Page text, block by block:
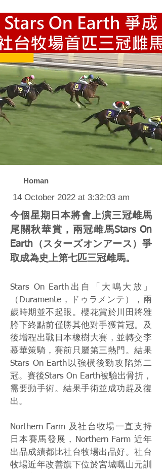
Homan
14 October 2022 at 3:32:03 am
今個星期日本將會上演三冠雌馬
尾關秋華賞，兩冠雌馬Stars On
Earth（スターズオンアース）爭
取成為史上第七匹三冠雌馬。
Stars On Earth出自「大鳴大放」
（Duramente，ドゥラメンテ），兩
歲時期並不起眼。櫻花賞於川田將雅
胯下終點前僅勝其他對手獲首冠。及
後增程出戰日本橡樹大賽，並轉交李
慕華策騎，賽前只屬第三熱門。結果
Stars On Earth以強橫後勁攻陷第二
冠。賽後Stars On Earth被驗出骨折，
需要動手術。結果手術並成功趕及復
出。
Northern Farm 及社台牧場一直支持
日本賽馬發展，Northern Farm 近年
出品成績都比社台牧場出品好。社台
牧場近年改善旗下位於宮城嘅山元訓